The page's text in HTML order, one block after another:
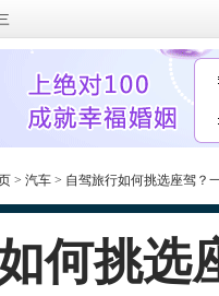
>汽车 > 自驾旅行如何挑选座驾？
何挑选